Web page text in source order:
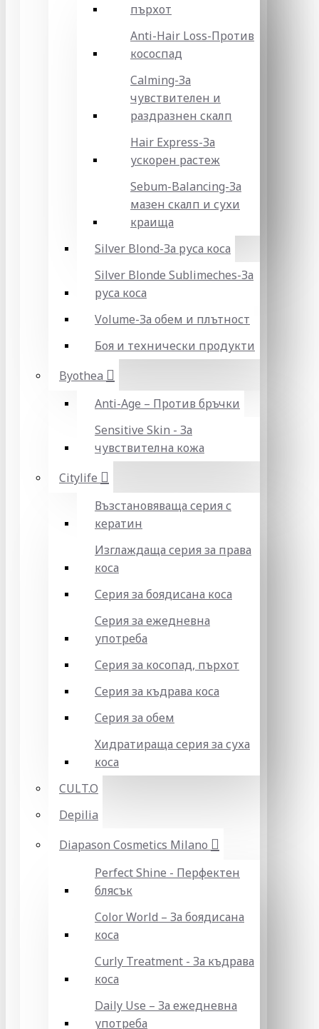
пърхот
Anti-Hair Loss-Против
кососпад
Calming-За
чувствителен и
раздразнен скалп
Hair Express-За
ускорен растеж
Sebum-Balancing-За
мазен скалп и сухи
краища
Silver Blond-За руса коса
Silver Blonde Sublіmeches-За
руса коса
Volume-За обем и плътност
Боя и технически продукти
Byothea
Anti-Age – Против бръчки
Sensitive Skin - За
чувствителна кожа
Citylife
Възстановяваща серия с
кератин
Изглаждаща серия за права
коса
Серия за боядисана коса
Серия за ежедневна
употреба
Серия за косопад, пърхот
Серия за къдрава коса
Серия за обем
Хидратираща серия за суха
коса
CULT.O
Depilia
Diapason Cosmetics Milano
Perfect Shine - Перфектен
блясък
Color World – За боядисана
коса
Curly Treatment - За къдрава
коса
Daily Use – За ежедневна
употреба